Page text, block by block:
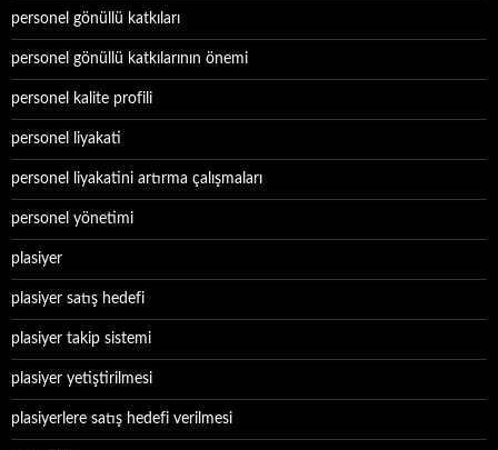
personel gönüllü katkıları
personel gönüllü katkılarının önemi
personel kalite profili
personel liyakati
personel liyakatini artırma çalışmaları
personel yönetimi
plasiyer
plasiyer satış hedefi
plasiyer takip sistemi
plasiyer yetiştirilmesi
plasiyerlere satış hedefi verilmesi